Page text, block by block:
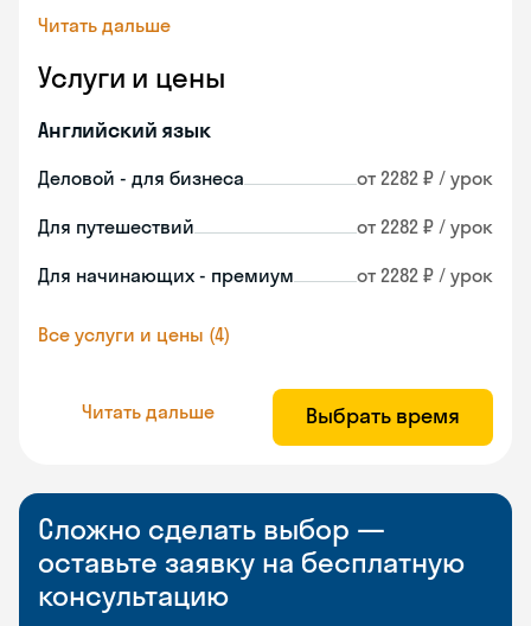
Читать дальше
Услуги и цены
Английский язык
Деловой - для бизнеса от 2282 ₽ / урок
Для путешествий от 2282 ₽ / урок
Для начинающих - премиум от 2282 ₽ / урок
Все услуги и цены (4)
Читать дальше Выбрать время
Сложно сделать выбор —
оставьте заявку на бесплатную
консультацию